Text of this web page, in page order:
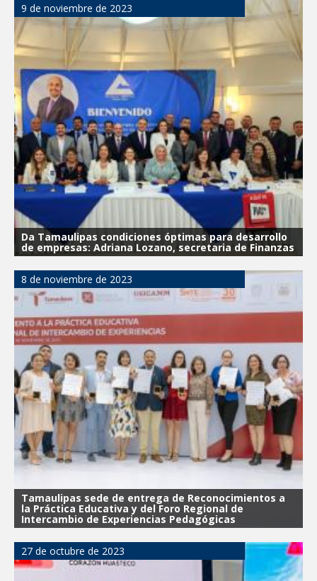
9 de noviembre de 2023
Da Tamaulipas condiciones óptimas para desarrollo
de empresas: Adriana Lozano, secretaria de Finanzas
8 de noviembre de 2023
Tamaulipas sede de entrega de Reconocimientos a
la Práctica Educativa y del Foro Regional de
Intercambio de Experiencias Pedagógicas
27 de octubre de 2023